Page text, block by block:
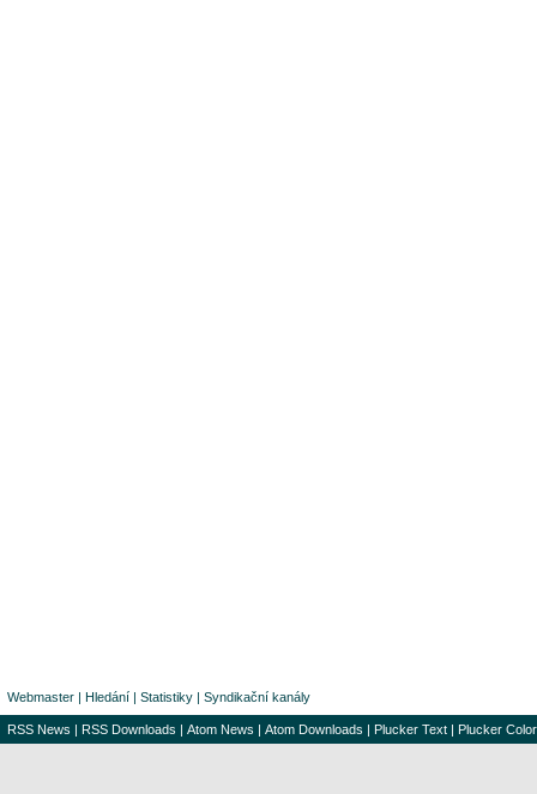
Webmaster | Hledání | Statistiky | Syndikační kanály
RSS News | RSS Downloads | Atom News | Atom Downloads | Plucker Text | Plucker Color